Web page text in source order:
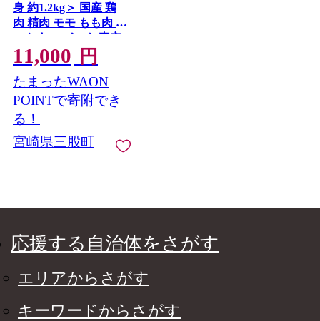
身 約1.2kg＞ 国産 鶏
肉 精肉 モモ もも肉 使
いやすい パック 真空
冷凍 切り身 選べる数
量 お弁当 惣菜 からあ
げ 照り焼き 数量限定
BBQ バーベキュー 鶏
もも 鶏モモ 鳥モモ 鳥
もも 小分け 【MI433-
tr】【TRINITY】
11,000 円
たまったWAON
POINTで寄附でき
る！
宮崎県三股町
応援する自治体をさがす
エリアからさがす
キーワードからさがす